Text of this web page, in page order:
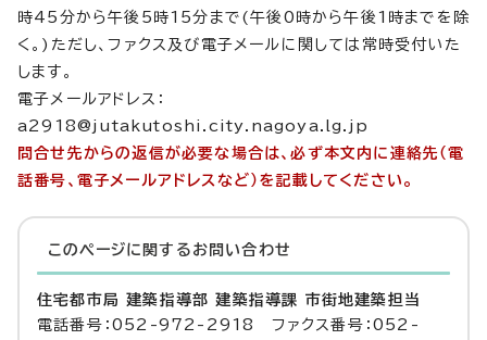
時45分から午後5時15分まで(午後0時から午後1時までを除
く。)ただし、ファクス及び電子メールに関しては常時受付いた
します。
電子メールアドレス：
a2918@jutakutoshi.city.nagoya.lg.jp
問合せ先からの返信が必要な場合は、必ず本文内に連絡先（電
話番号、電子メールアドレスなど）を記載してください。
このページに関する お問い合わせ
住宅都市局 建築指導部 建築指導課 市街地建築担当
電話番号：052-972-2918 ファクス番号：052-